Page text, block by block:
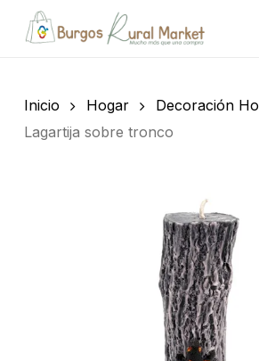
de
Cart
Inicio Hogar Decoración
Lagartija sobre tronco